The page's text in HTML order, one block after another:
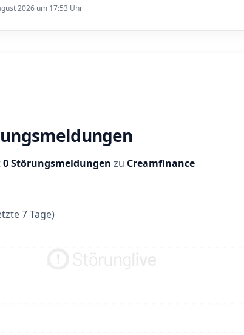
2026 um 17:53 Uhr
0 Störungsmeldungen zu Creamfinance
7 Tage)